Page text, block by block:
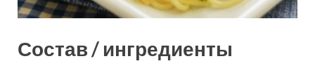
Состав / ингредиенты